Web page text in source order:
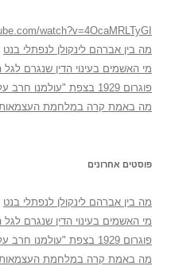
watch?v=4OcaMRLTyGI
מה בין אברהם לינקולן לנפתלי בנט
מי האשמים בעינוי הדין שנגרם לגל
פוגרום 1929 בצפת "עולמנו חרב עלינו"
מה באמת קרה במלחמת
פוסטים אחרונים
מה בין אברהם לינקולן לנפתלי בנט
מי האשמים בעינוי הדין שנגרם לגל
פוגרום 1929 בצפת "עולמנו חרב עלינו"
מה באמת קרה במלחמת